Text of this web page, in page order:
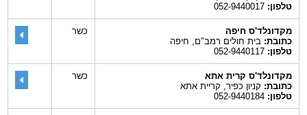
טלפון:052-9440017
מקדונלד'ס חיפה
כתובת:בית חולים רמב"ם, חיפה
טלפון:052-9440117
כשר
מקדונלד'ס קרית אתא
כתובת:קניון כפיר, קריית אתא
טלפון:052-9440184
כשר